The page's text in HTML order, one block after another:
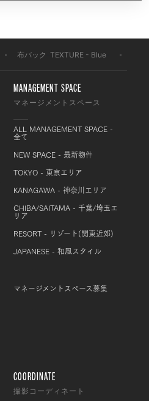
布バック TEXTURE - Blue
MANAGEMENT SPACE
マネージメントスペース
ALL MANAGEMENT SPACE -
全て
NEW SPACE - 最新物件
TOKYO - 東京エリア
KANAGAWA - 神奈川エリア
CHIBA/SAITAMA - 千葉/埼玉エ
リア
RESORT - リゾート(関東近郊)
JAPANESE - 和風スタイル
マネージメントスペース募集
COORDINATE
撮影コーディネート